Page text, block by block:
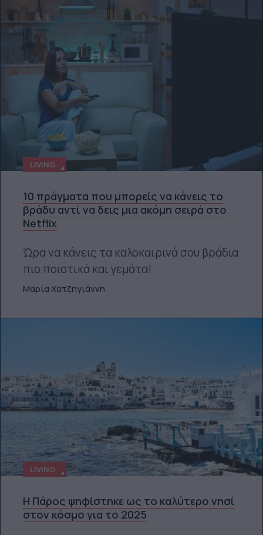
LIVING
10 πράγματα που μπορείς να κάνεις το
βράδυ αντί να δεις μια ακόμη σειρά στο
Netflix
Ώρα να κάνεις τα καλοκαιρινά σου βράδια
πιο ποιοτικά και γεμάτα!
Μαρία Χατζηγιάννη
LIVING
Η Πάρος ψηφίστηκε ως το καλύτερο νησί
στον κόσμο για το 2025